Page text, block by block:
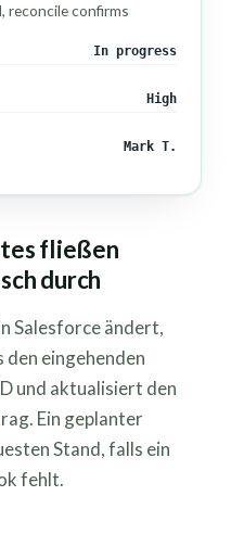
reconcile confirms
In progress
High
Mark T.
fließen
durch
Salesforce ändert,
eingehenden
und aktualisiert den
Ein geplanter
Stand, falls ein
fehlt.